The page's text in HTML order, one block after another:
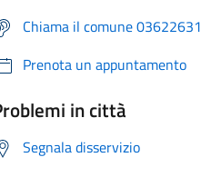
Chiama il comune 03622631
Prenota un appuntamento
in città
Segnala disservizio